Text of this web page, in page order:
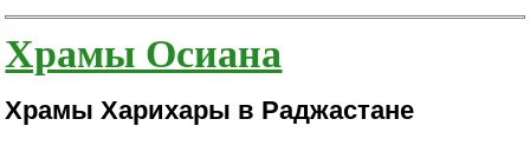
Храмы Осиана
Храмы Харихары в Раджастане